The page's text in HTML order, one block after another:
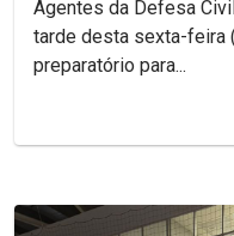
Agentes da Defesa
tarde desta sexta-feira
preparatório para...